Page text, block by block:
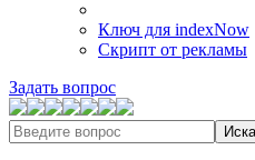
Ключ для indexNow
Скрипт от рекламы
Задать вопрос